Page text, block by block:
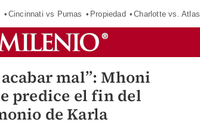
Cincinnati vs Pumas Propiedad Charlotte vs. Atlas
acabar mal”: Mhoni
predice el fin del
de Karla